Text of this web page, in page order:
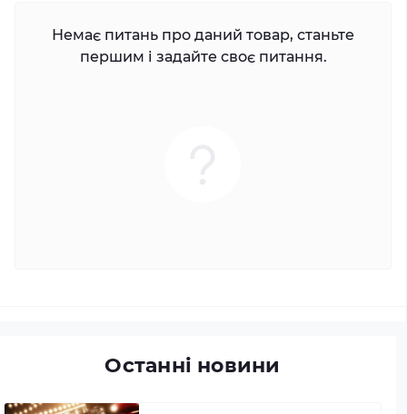
Немає питань про даний товар, станьте
першим і задайте своє питання.
Останні новини